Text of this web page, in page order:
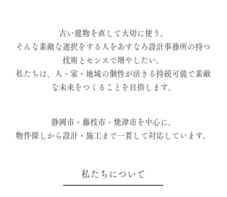
古い建物を直して大切に使う。
そんな素敵な選択をする人をあすなろ設計事務所の持つ
技術とセンスで増やしたい。
私たちは、人・家・地域の個性が活きる持続可能で素敵
な未来をつくることを目指します。
静岡市・藤枝市・焼津市を中心に、
物件探しから設計・施工まで一貫して対応しています。
私たちについて